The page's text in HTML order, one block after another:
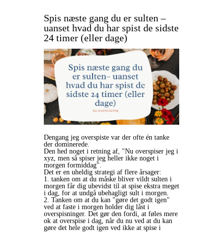
Spis næste gang du er sulten –
uanset hvad du har spist de sidste
24 timer (eller dage)
Dengang jeg overspiste var der ofte én tanke
der dominerede.
Den hed noget i retning af, "Nu overspiser jeg i
xyz, men så spiser jeg heller ikke noget i
morgen formiddag".
Det er en uheldig strategi af flere årsager:
1. tanken om at du måske bliver vildt sulten i
morgen får dig ubevidst til at spise ekstra meget
i dag, for at undgå ubehagligt sult i morgen.
2. Tanken om at du kan "gøre det godt igen"
ved at faste i morgen holder dig låst i
overspisninger. Det gør den fordi, at føles mere
ok at overspise i dag, når du nu ved at du kan
gøre det hele godt igen ved ikke at spise i